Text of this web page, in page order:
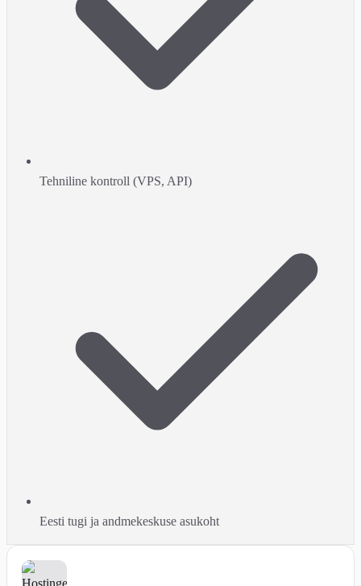
Tehniline kontroll (VPS, API)
Eesti tugi ja andmekeskuse asukoht